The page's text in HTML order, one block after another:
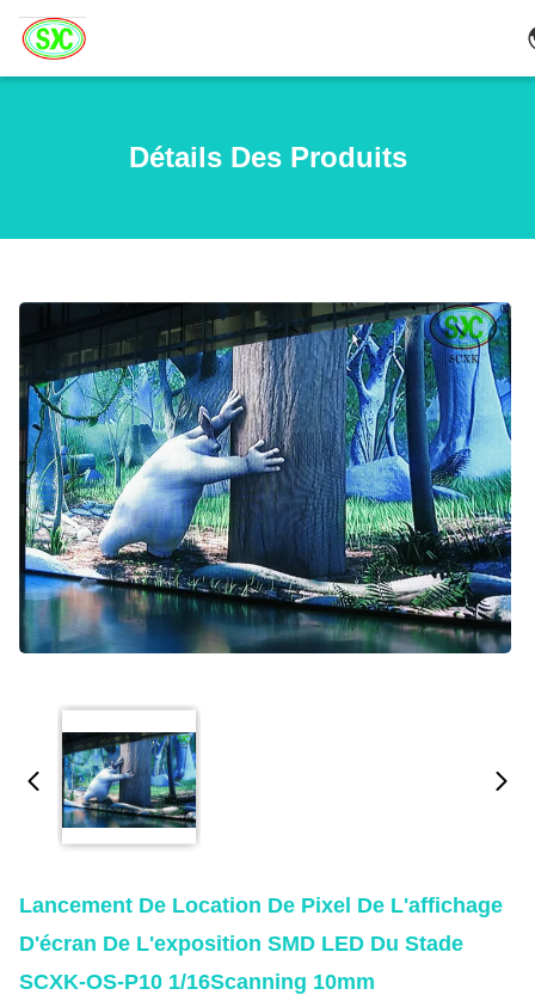
Détails Des Produits
Lancement De Location De Pixel De L'affichage
D'écran De L'exposition SMD LED Du Stade
SCXK-OS-P10 1/16Scanning 10mm